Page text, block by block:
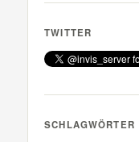
TWITTER
SCHLAGWÖRTER